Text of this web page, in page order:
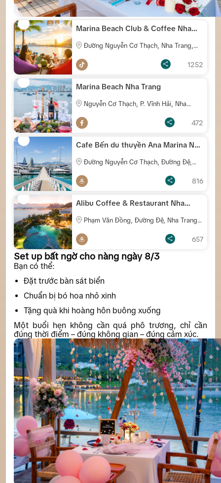
Marina Beach Club & Coffee Nha
Đường Nguyễn Cơ Thạch, Nha Trang,
1252
Marina Beach Nha Trang
Nguyễn Cơ Thạch, P. Vĩnh Hải, Nha
472
Cafe Bến du thuyền Ana Marina Nha
Đường Nguyễn Cơ Thạch, Đường Đệ,
816
Alibu Coffee & Restaurant Nha
Phạm Văn Đồng, Đường Đệ, Nha Trang,
657
Set up bất ngờ cho nàng ngày 8/3
Bạn có thể:
Đặt trước bàn sát biển
Chuẩn bị bó hoa nhỏ xinh
Tặng quà khi hoàng hôn buông xuống
Một buổi hẹn không cần quá phô trương, chỉ cần
đúng thời điểm – đúng không gian – đúng cảm xúc.